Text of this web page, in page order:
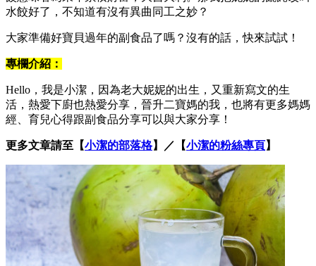
水餃好了，不知道有沒有異曲同工之妙？
大家準備好寶貝過年的副食品了嗎？沒有的話，快來試試！
專欄介紹：
Hello，我是小潔，因為老大妮妮的出生，又重新寫文的生
活，熱愛下廚也熱愛分享，晉升二寶媽的我，也將有更多媽媽
經、育兒心得跟副食品分享可以與大家分享！
更多文章請至【小潔的部落格】／【小潔的粉絲專頁】